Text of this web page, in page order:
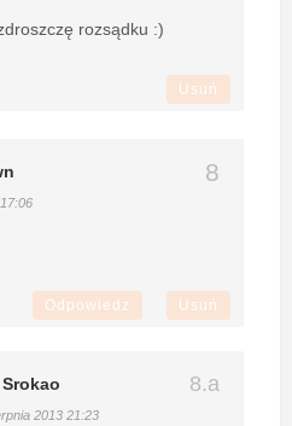
rozsądku :)
Usuń
Odpowiedz Usuń
Srokao
2013 21:23